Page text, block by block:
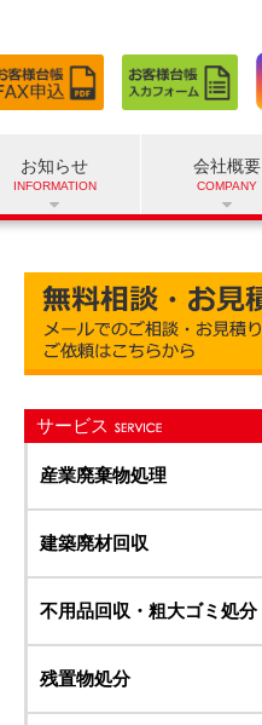
お知らせ 会社概要
サービス
産業廃棄物処理
建築廃材回収
不用品回収・粗大ゴミ処分
残置物処分